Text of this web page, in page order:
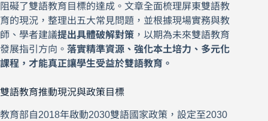
阻礙了雙語教育目標的達成。文章全面梳理屏東雙語教
育的現況，整理出五大常見問題，並根據現場實務與教
師、學者建議提出具體破解對策 ，以期為未來雙語教育
發展指引方向。 落實精準資源、強化本土培力、多元化
課程，才能真正讓學生受益於雙語教育。
雙語教育推動現況與政策目標
教育部自2018年啟動2030雙語國家政策，設定至2030